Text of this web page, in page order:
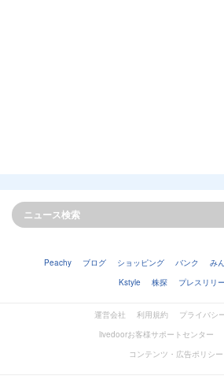
Peachy ブログ ショッピング バンク み
Kstyle
株探 プレスリリ
運営会社 利用規約
プライバシ
livedoorお客様サポートセンター
コンテンツ・広告ポリシー